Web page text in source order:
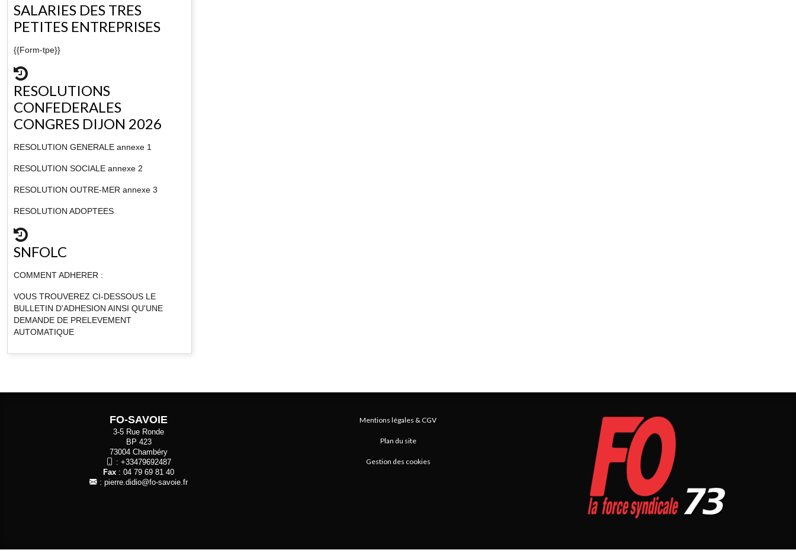
SALARIES DES TRES
PETITES ENTREPRISES
{{Form-tpe}}
RESOLUTIONS
CONFEDERALES
CONGRES DIJON 2026
RESOLUTION GENERALE annexe 1
RESOLUTION SOCIALE annexe 2
RESOLUTION OUTRE-MER annexe 3
RESOLUTION ADOPTEES
SNFOLC
COMMENT ADHERER :
VOUS TROUVEREZ CI-DESSOUS LE
BULLETIN D'ADHESION AINSI QU'UNE
DEMANDE DE PRELEVEMENT
AUTOMATIQUE
FO-SAVOIE
3-5 Rue Ronde
BP 423
73004 Chambéry
: +33479692487
Fax : 04 79 69 81 40
: pierre.didio@fo-savoie.fr
Mentions légales & CGV
Plan du site
Gestion des cookies